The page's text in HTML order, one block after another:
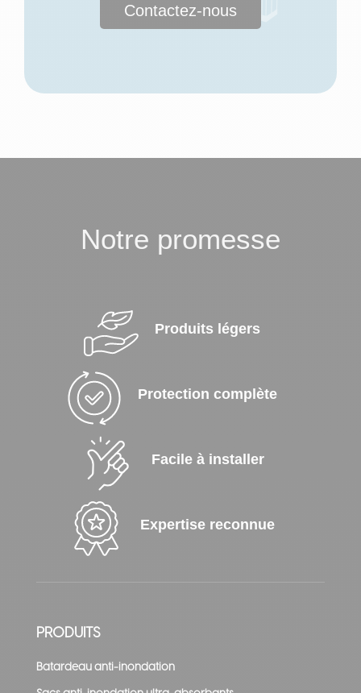
Contactez-nous
Notre promesse
Produits légers
Protection complète
Facile à installer
Expertise reconnue
PRODUITS
Batardeau anti-inondation